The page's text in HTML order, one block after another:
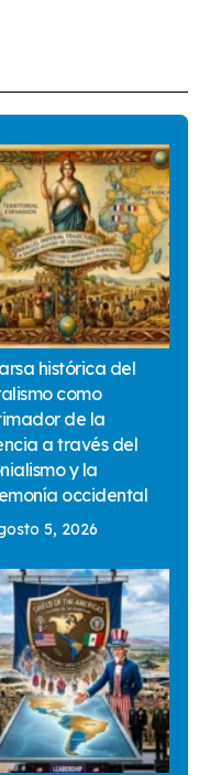
histórica del
como
de la
a través del
y la
occidental
5, 2026